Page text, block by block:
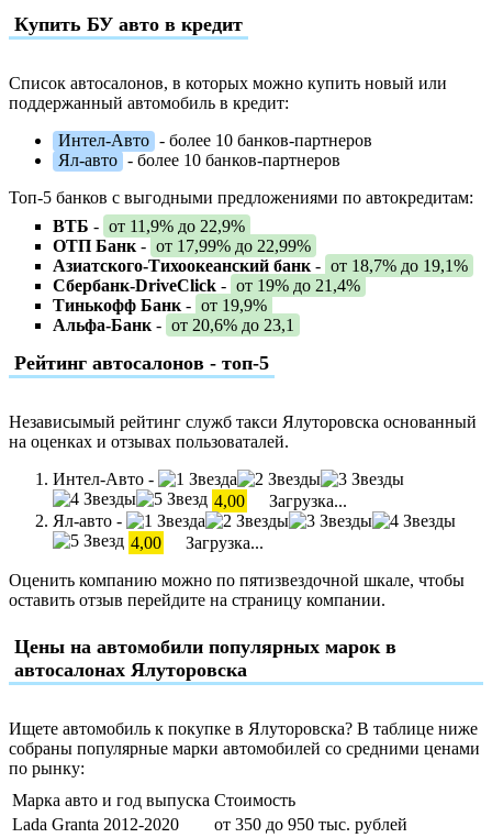
Купить БУ авто в кредит
Список автосалонов, в которых можно купить новый или
поддержанный автомобиль в кредит:
Интел-Авто - более 10 банков-партнеров
Ял-авто - более 10 банков-партнеров
Топ-5 банков с выгодными предложениями по автокредитам:
ВТБ - от 11,9% до 22,9%
ОТП Банк - от 17,99% до 22,99%
Азиатского-Тихоокеанский банк - от 18,7% до 19,1%
Сбербанк-DriveClick - от 19% до 21,4%
Тинькофф Банк - от 19,9%
Альфа-Банк - от 20,6% до 23,1
Рейтинг автосалонов - топ-5
Независымый рейтинг служб такси Ялуторовска основанный
на оценках и отзывах пользоваталей.
Интел-Авто -
4,00
Загрузка...
Ял-авто -
4,00
Загрузка...
Оценить компанию можно по пятизвездочной шкале, чтобы
оставить отзыв перейдите на страницу компании.
Цены на автомобили популярных марок в
автосалонах Ялуторовска
Ищете автомобиль к покупке в Ялуторовска? В таблице ниже
собраны популярные марки автомобилей со средними ценами
по рынку:
Марка авто и год выпуска Стоимость
Lada Granta 2012-2020
от 350 до 950 тыс. рублей